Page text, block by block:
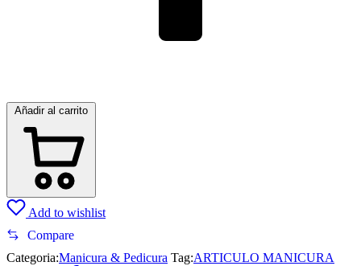
Añadir al carrito
Add to wishlist
Compare
Categoria:Manicura & Pedicura Tag:ARTICULO MANICURA